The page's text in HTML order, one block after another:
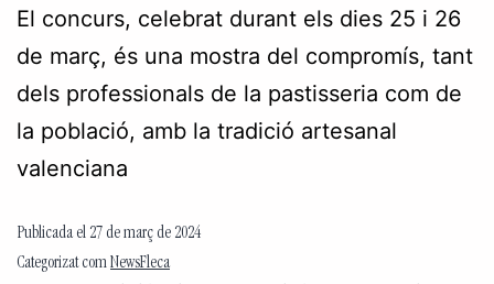
El concurs, celebrat durant els dies 25 i 26
de març, és una mostra del compromís, tant
dels professionals de la pastisseria com de
la població, amb la tradició artesanal
valenciana
Publicada el 27 de març de 2024
Categorizat comNewsFleca